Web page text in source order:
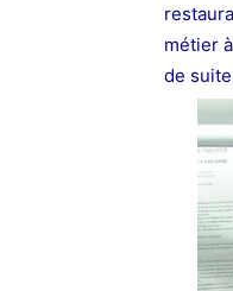
métier à
de